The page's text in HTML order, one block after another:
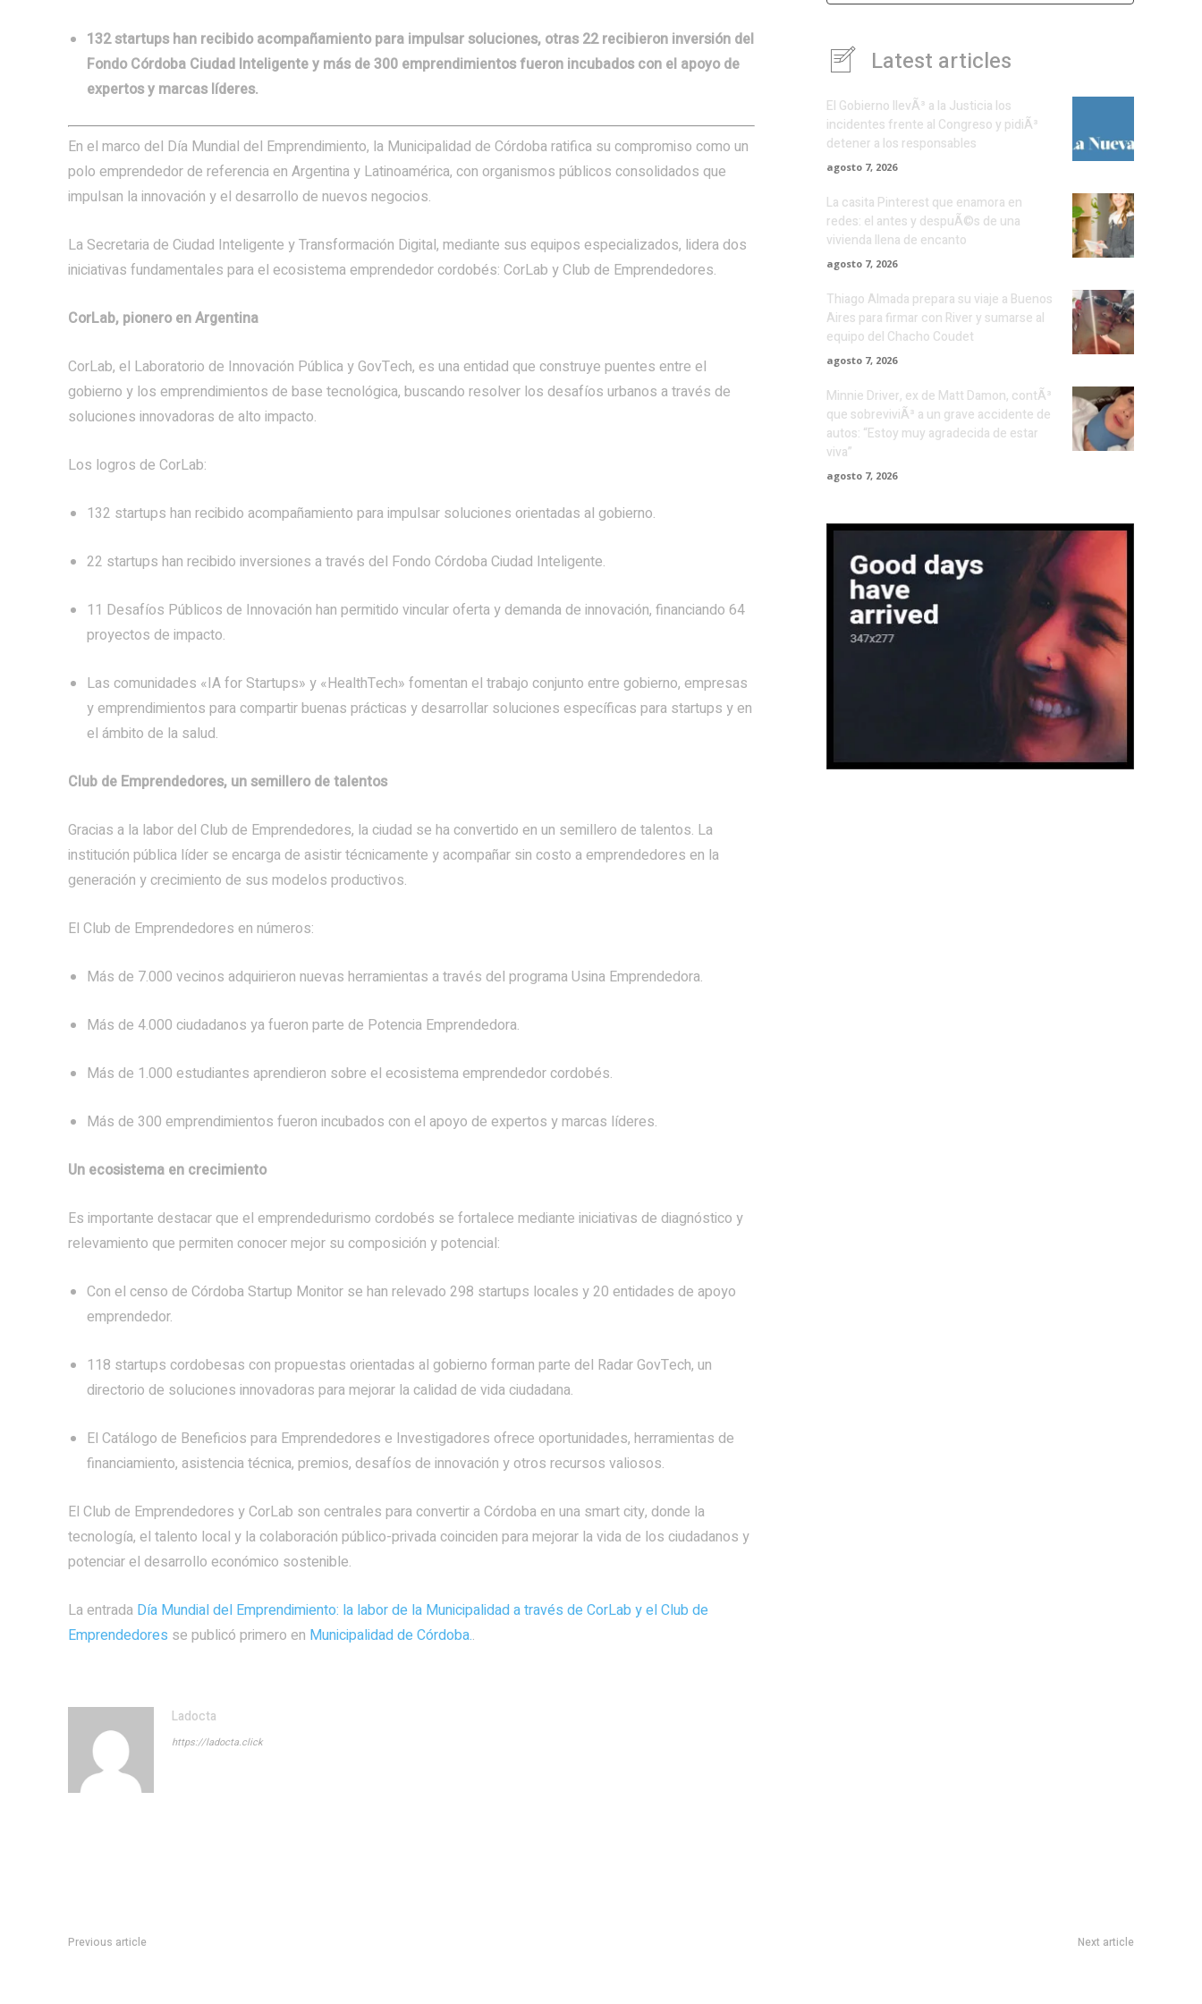
132 startups han recibido acompañamiento para impulsar soluciones, otras 22 recibieron inversión del
Fondo Córdoba Ciudad Inteligente y más de 300 emprendimientos fueron incubados con el apoyo de
expertos y marcas líderes.
En el marco del Día Mundial del Emprendimiento, la Municipalidad de Córdoba ratifica su compromiso como un
polo emprendedor de referencia en Argentina y Latinoamérica, con organismos públicos consolidados que
impulsan la innovación y el desarrollo de nuevos negocios.
La Secretaria de Ciudad Inteligente y Transformación Digital, mediante sus equipos especializados, lidera dos
iniciativas fundamentales para el ecosistema emprendedor cordobés: CorLab y Club de Emprendedores.
CorLab, pionero en Argentina
CorLab, el Laboratorio de Innovación Pública y GovTech, es una entidad que construye puentes entre el
gobierno y los emprendimientos de base tecnológica, buscando resolver los desafíos urbanos a través de
soluciones innovadoras de alto impacto.
Los logros de CorLab:
132 startups han recibido acompañamiento para impulsar soluciones orientadas al gobierno.
22 startups han recibido inversiones a través del Fondo Córdoba Ciudad Inteligente.
11 Desafíos Públicos de Innovación han permitido vincular oferta y demanda de innovación, financiando 64
proyectos de impacto.
Las comunidades «IA for Startups» y «HealthTech» fomentan el trabajo conjunto entre gobierno, empresas
y emprendimientos para compartir buenas prácticas y desarrollar soluciones específicas para startups y en
el ámbito de la salud.
Club de Emprendedores, un semillero de talentos
Gracias a la labor del Club de Emprendedores, la ciudad se ha convertido en un semillero de talentos. La
institución pública líder se encarga de asistir técnicamente y acompañar sin costo a emprendedores en la
generación y crecimiento de sus modelos productivos.
El Club de Emprendedores en números:
Más de 7.000 vecinos adquirieron nuevas herramientas a través del programa Usina Emprendedora.
Más de 4.000 ciudadanos ya fueron parte de Potencia Emprendedora.
Más de 1.000 estudiantes aprendieron sobre el ecosistema emprendedor cordobés.
Más de 300 emprendimientos fueron incubados con el apoyo de expertos y marcas líderes.
Un ecosistema en crecimiento
Es importante destacar que el emprendedurismo cordobés se fortalece mediante iniciativas de diagnóstico y
relevamiento que permiten conocer mejor su composición y potencial:
Con el censo de Córdoba Startup Monitor se han relevado 298 startups locales y 20 entidades de apoyo
emprendedor.
118 startups cordobesas con propuestas orientadas al gobierno forman parte del Radar GovTech, un
directorio de soluciones innovadoras para mejorar la calidad de vida ciudadana.
El Catálogo de Beneficios para Emprendedores e Investigadores ofrece oportunidades, herramientas de
financiamiento, asistencia técnica, premios, desafíos de innovación y otros recursos valiosos.
El Club de Emprendedores y CorLab son centrales para convertir a Córdoba en una smart city, donde la
tecnología, el talento local y la colaboración público-privada coinciden para mejorar la vida de los ciudadanos y
potenciar el desarrollo económico sostenible.
La entrada Día Mundial del Emprendimiento: la labor de la Municipalidad a través de CorLab y el Club de
Emprendedores se publicó primero en Municipalidad de Córdoba..
Ladocta
https://ladocta.click
Latest articles
El Gobierno llevÃ³ a la Justicia los
incidentes frente al Congreso y pidiÃ³
detener a los responsables
agosto 7, 2026
La casita Pinterest que enamora en
redes: el antes y despuÃ©s de una
vivienda llena de encanto
agosto 7, 2026
Thiago Almada prepara su viaje a Buenos
Aires para firmar con River y sumarse al
equipo del Chacho Coudet
agosto 7, 2026
Minnie Driver, ex de Matt Damon, contÃ³
que sobreviviÃ³ a un grave accidente de
autos: “Estoy muy agradecida de estar
viva”
agosto 7, 2026
Previous article Next article